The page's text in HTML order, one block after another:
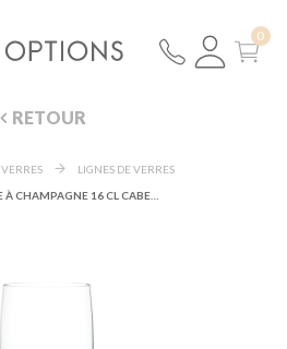
RETOUR
VERRES
LIGNES DE VERRES